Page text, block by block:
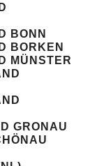
BONN
BORKEN
MÜNSTER
GRONAU